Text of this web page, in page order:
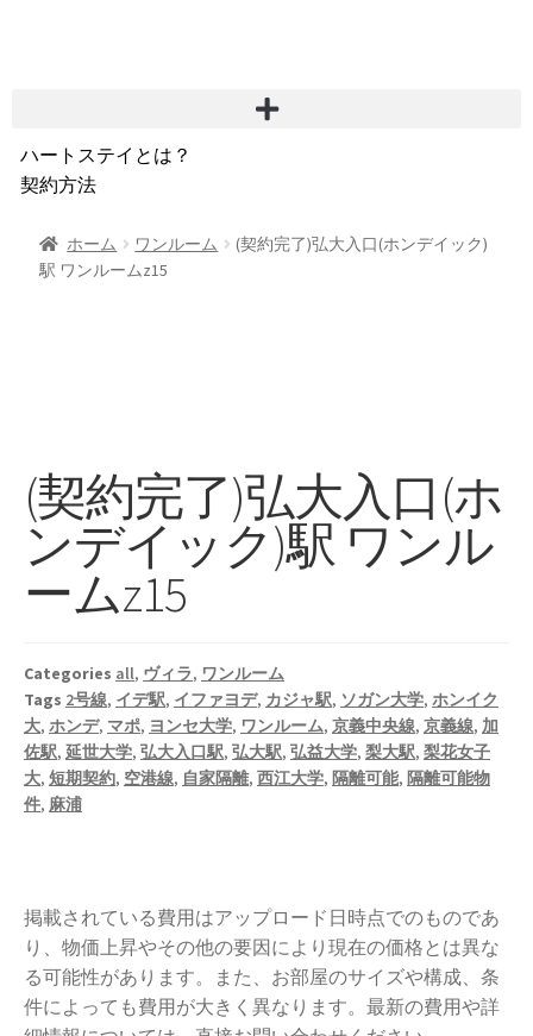
ハートステイとは？
契約方法
サービス費用
よくある質問
ホーム ワンルーム
(契約完了)弘大入口(ホンデイック)
駅 ワンルームz15
(契約完了)弘大入口(ホ
ンデイック)駅 ワンル
ームz15
Categories all, ヴィラ, ワンルーム
Tags 2号線, イデ駅, イファヨデ, カジャ駅, ソガン大学, ホンイク
大, ホンデ, マポ, ヨンセ大学, ワンルーム, 京義中央線, 京義線, 加
佐駅, 延世大学, 弘大入口駅, 弘大駅, 弘益大学, 梨大駅, 梨花女子
大, 短期契約, 空港線, 自家隔離, 西江大学, 隔離可能, 隔離可能物
件, 麻浦
掲載されている費用はアップロード日時点でのものであ
り、物価上昇やその他の要因により現在の価格とは異な
る可能性があります。また、お部屋のサイズや構成、条
件によっても費用が大きく異なります。最新の費用や詳